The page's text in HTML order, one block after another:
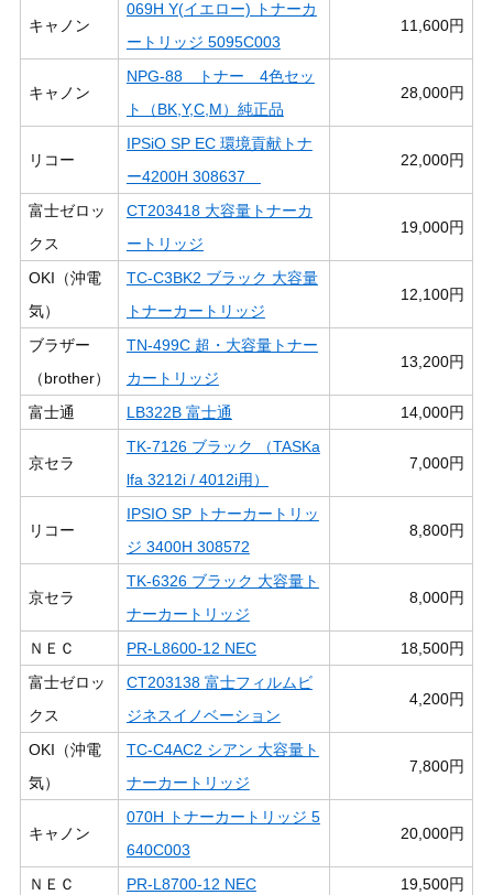
キャノン
069H Y(イエロー) トナーカ
ートリッジ 5095C003
11,600円
キャノン
NPG-88 トナー 4色セッ
ト（BK,Y,C,M）純正品
28,000円
リコー
IPSiO SP EC 環境貢献トナ
ー4200H 308637
22,000円
富士ゼロッ
クス
CT203418 大容量トナーカ
ートリッジ
19,000円
OKI（沖電
気）
TC-C3BK2 ブラック 大容量
トナーカートリッジ
12,100円
ブラザー
（brother）
TN-499C 超・大容量トナー
カートリッジ
13,200円
富士通 LB322B 富士通 14,000円
京セラ
TK-7126 ブラック （TASKa
lfa 3212i / 4012i用）
7,000円
リコー
IPSIO SP トナーカートリッ
ジ 3400H 308572
8,800円
京セラ
TK-6326 ブラック 大容量ト
ナーカートリッジ
8,000円
ＮＥＣ PR-L8600-12 NEC
18,500円
富士ゼロッ
クス
CT203138 富士フィルムビ
ジネスイノベーション
4,200円
OKI（沖電
気）
TC-C4AC2 シアン 大容量ト
ナーカートリッジ
7,800円
キャノン
070H トナーカートリッジ 5
640C003
20,000円
ＮＥＣ PR-L8700-12 NEC 19,500円